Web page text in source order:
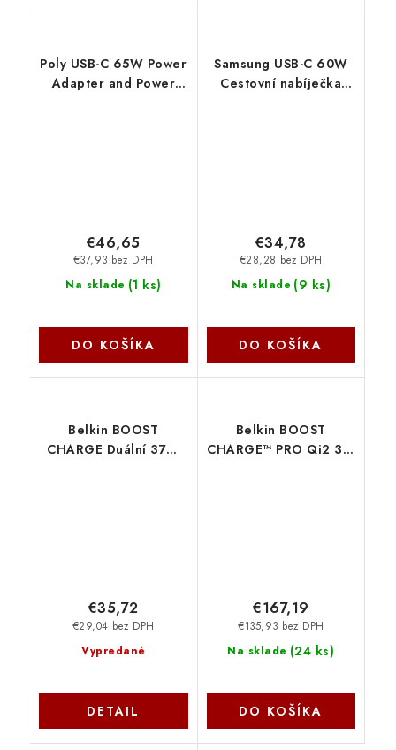
Poly USB-C 65W Power
Adapter and Power
Na sklade (1 ks)
€37,93 bez DPH
€46,65
DO KOŠÍKA
Samsung USB-C 60W
Cestovní nabíječka
Na sklade (9 ks)
€28,28 bez DPH
€34,78
DO KOŠÍKA
Belkin BOOST
CHARGE Duální 37W
Vypredané
€29,04 bez DPH
€35,72
DETAIL
Belkin BOOST
CHARGE™ PRO Qi2 3v1
Na sklade (24 ks)
€135,93 bez DPH
€167,19
DO KOŠÍKA